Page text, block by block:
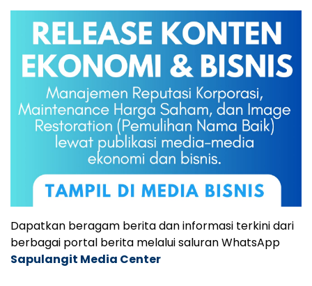
Dapatkan beragam berita dan informasi terkini dari
berbagai portal berita melalui saluran WhatsApp
Sapulangit Media Center